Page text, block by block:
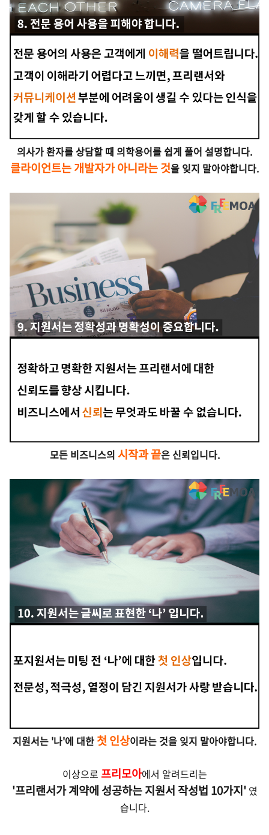
의사가 환자를 상담할 때 의학용어를 쉽게 풀어 설명합니다.
클라이언트는 개발자가 아니라는 것을 잊지 말아야합니다.
모든 비즈니스의 시작과 끝은 신뢰입니다.
지원서는 '나'에 대한 첫 인상이라는 것을 잊지 말아야합니다.
이상으로 프리모아에서 알려드리는
'프리랜서가 계약에 성공하는 지원서 작성법 10가지'였
습니다.